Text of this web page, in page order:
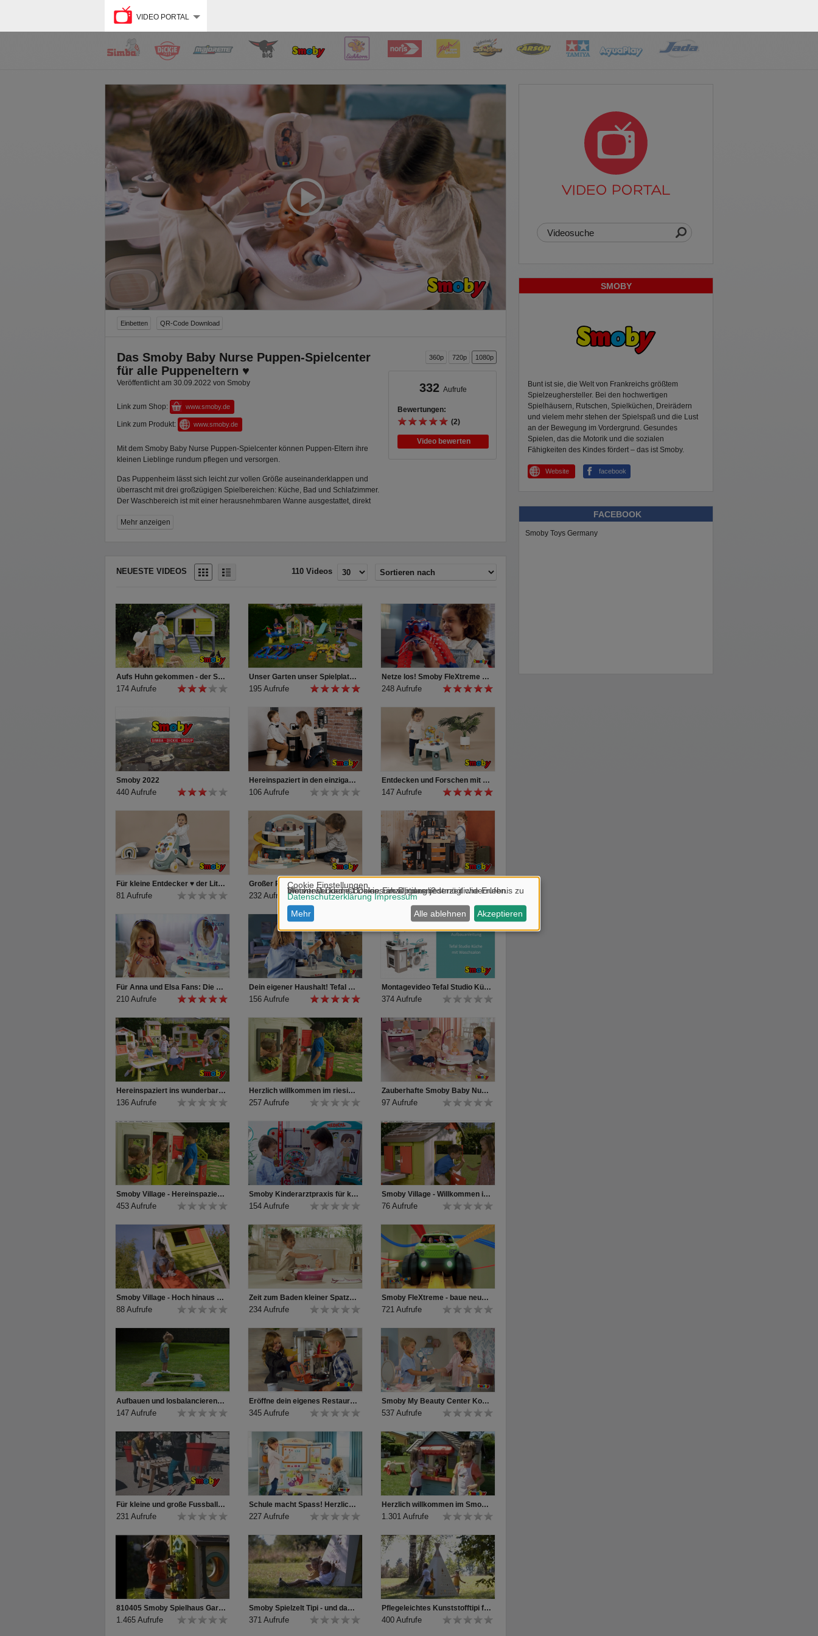
VIDEO PORTAL
Einbetten QR-Code Download
Das Smoby Baby Nurse Puppen-Spielcenter
für alle Puppeneltern ♥
Veröffentlicht am 30.09.2022 von Smoby
Link zum Shop: www.smoby.de
Link zum Produkt: www.smoby.de
Mit dem Smoby Baby Nurse Puppen-Spielcenter können Puppen-Eltern ihre
kleinen Lieblinge rundum pflegen und versorgen.
Das Puppenheim lässt sich leicht zur vollen Größe auseinanderklappen und
überrascht mit drei großzügigen Spielbereichen: Küche, Bad und Schlafzimmer.
Der Waschbereich ist mit einer herausnehmbaren Wanne ausgestattet, direkt
dient. Unterhalb der Kommode sind ein Handtuchhalter, ein Kleiderhaken und
Herdplatte, Mikrowelle und Ablagefächern. Der Schlafbereich ist mit einem
Puppenbett, einem drehbaren Mobile und einer phosphoreszierenden Lampe
Alle eingesetzten Materialen entsprechen den höchsten Qualitätsanforderungen
für ein langes und unbeschwertes Spielvergnügen "Made in Frankreich".
Die wunderschönen Puppenmöbel und Pflegesets von Baby Nurse bieten
kleinen Puppeneltern ab drei Jahren alles, um ihre Lieblinge rundum zu
verwöhnen. Entdecke unsere ♥-Kollektion auf smoby.de
Mehr anzeigen
360p 720p 1080p
332 Aufrufe
Bewertungen:
(2)
Video bewerten
NEUESTE VIDEOS 110 Videos
Aufs Huhn gekommen - der Smoby Hühnerstall Cluck Cluck Cottage
174 Aufrufe
Unser Garten unser Spielplatz! Komm Spielen im Garten!
195 Aufrufe
Netze los! Smoby FleXtreme Spidey und seine Superfreunde Rennbahn + Racing Car
248 Aufrufe
Smoby 2022
440 Aufrufe
Hereinspaziert in den einzigartigen Smoby Barber Shop!
106 Aufrufe
Entdecken und Forschen mit dem Little Smoby Activity-Spieltisch ♥
147 Aufrufe
Für kleine Entdecker ♥ der Little Smoby 3-in-1 Lauflernwagen
81 Aufrufe
Großer Rennspaß für die Kleinsten: das große Little Smoby Parkhaus
232 Aufrufe 150 Aufrufe
Für Anna und Elsa Fans: Die Eiskönigin Frisiertisch und Kosmetikkoffer von Smoby
210 Aufrufe
Dein eigener Haushalt! Tefal Studio Küche mit Waschsalon von Smoby
156 Aufrufe
Montagevideo Tefal Studio Küche mit Waschsalon
374 Aufrufe
Hereinspaziert ins wunderbare Smoby Village!
136 Aufrufe
Herzlich willkommen im riesigen Smoby Neo Friends Spielhaus!
257 Aufrufe
Zauberhafte Smoby Baby Nurse Puppenpflege-Station und Puppen-Beistellbett ♥
97 Aufrufe
Smoby Village - Hereinspaziert ins super-geräumige Neo Friends Haus!
453 Aufrufe
Smoby Kinderarztpraxis für kleine Nachwuchs-Ärzte
154 Aufrufe
Smoby Village - Willkommen in der Neo Jura Lodge!
76 Aufrufe
Smoby Village - Hoch hinaus mit dem einzigartigen Stelzenhaus!
88 Aufrufe
Zeit zum Baden kleiner Spatz! Baby Nurse elektronische Badewanne von Smoby
234 Aufrufe
Smoby FleXtreme - baue neue, noch fleXtremere Mega-Rennstrecken!
721 Aufrufe
Aufbauen und losbalancieren! Abenteuer Balancierparcours von Smoby
147 Aufrufe
Eröffne dein eigenes Restaurant: das Kids Restaurant von Smoby
345 Aufrufe
Smoby My Beauty Center Kosmetikstudio für Haarfrisuren, Nageldesign + Make-Up!
537 Aufrufe
Für kleine und große Fussball-Profis! Smoby Click&Goal Tischfussball
231 Aufrufe
Schule macht Spass! Herzlich willkommen im Smoby Klassenzimmer!
227 Aufrufe
Herzlich willkommen im Smoby Chef Haus mit Spielküche! So lecker!!
1.301 Aufrufe
810405 Smoby Spielhaus Gartenhaus - Spielen, verstecken, gärtnern!
1.465 Aufrufe
Smoby Spielzelt Tipi - und das Abenteuer beginnt!
371 Aufrufe
Pflegeleichtes Kunststofftipi für In- und Outdoor Abenteuer
400 Aufrufe
VIDEO PORTAL
SMOBY
Bunt ist sie, die Welt von Frankreichs größtem
Spielzeughersteller. Bei den hochwertigen
Spielhäusern, Rutschen, Spielküchen, Dreirädern
und vielem mehr stehen der Spielspaß und die Lust
an der Bewegung im Vordergrund. Gesundes
Spielen, das die Motorik und die sozialen
Fähigkeiten des Kindes fördert – das ist Smoby.
Website facebook
FACEBOOK
Smoby Toys Germany